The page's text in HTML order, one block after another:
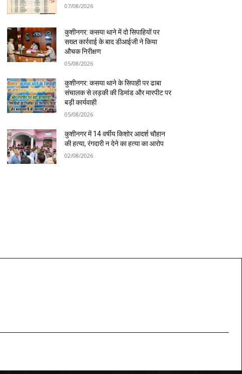
07/08/2026
कुशीनगर: कसया थाने में दो सिपाहियों पर
सख्त कार्रवाई के बाद डीआईजी ने किया
औचक निरीक्षण
05/08/2026
कुशीनगर: कसया थाने के सिपाही पर ढाबा
संचालक से लड़की की डिमांड और मारपीट पर
बड़ी कार्यवाही
05/08/2026
कुशीनगर में 14 वर्षीय किशोर आदर्श चौहान
की हत्या, रंगदारी न देने का हत्या का आरोप
02/08/2026